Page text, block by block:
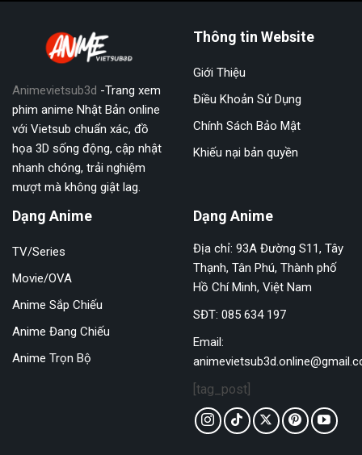
Animevietsub3d -Trang xem
phim anime Nhật Bản online
với Vietsub chuẩn xác, đồ
họa 3D sống động, cập nhật
nhanh chóng, trải nghiệm
mượt mà không giật lag.
Thông tin Website
Giới Thiệu
Điều Khoản Sử Dụng
Chính Sách Bảo Mật
Khiếu nại bản quyền
Dạng Anime
TV/Series
Movie/OVA
Anime Sắp Chiếu
Anime Đang Chiếu
Anime Trọn Bộ
Dạng Anime
Địa chỉ: 93A Đường S11, Tây
Thạnh, Tân Phú, Thành phố
Hồ Chí Minh, Việt Nam
SĐT: 085 634 197
Email:
[tag_post]